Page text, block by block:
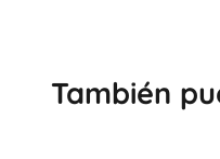
También